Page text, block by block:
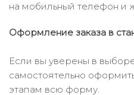
на мобильный телефон и
Оформление заказа в
Если вы уверены в
самостоятельно
этапам всю форму.